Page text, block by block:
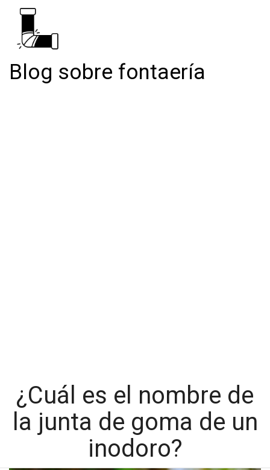
Blog sobre fontaería
¿Cuál es el nombre de
la junta de goma de un
inodoro?